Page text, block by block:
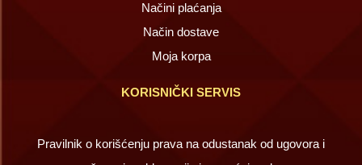
Načini plaćanja
Način dostave
Moja korpa
KORISNIČKI SERVIS
Pravilnik o korišćenju prava na odustanak od ugovora i